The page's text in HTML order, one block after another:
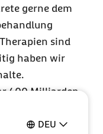
DEU
gerne dem
sind
haben wir
400 Milliarden
28 Milliarden
und